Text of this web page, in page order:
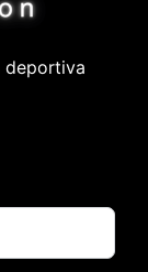
deportiva